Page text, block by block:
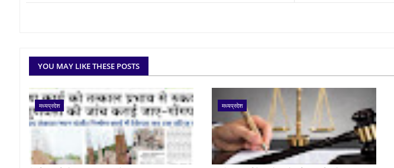
YOU MAY LIKE THESE POSTS
मध्यप्रदेश मध्यप्रदेश